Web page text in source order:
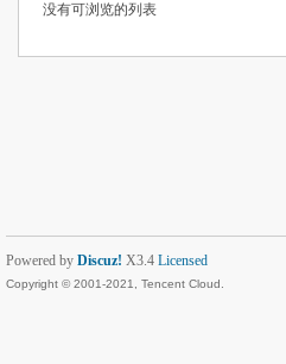
没有可浏览的列表
Powered by Discuz! X3.4 Licensed
Copyright © 2001-2021, Tencent Cloud.